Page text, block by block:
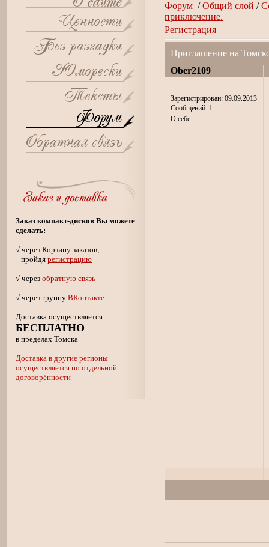
Заказ компакт-дисков Вы можете
сделать:
√ через Корзину заказов,
пройдя регистрацию
√ через обратную связь
√ через группу ВКонтакте
Доставка осуществляется
БЕСПЛАТНО
в пределах Томска
Доставка в другие регионы
осуществляется по отдельной
договорённости
Форум /Общий слой /
приключение.
Регистрация
Приглашение на
Ober2109
Зарегистрирован: 09.09.2013
Сообщений: 1
О себе: